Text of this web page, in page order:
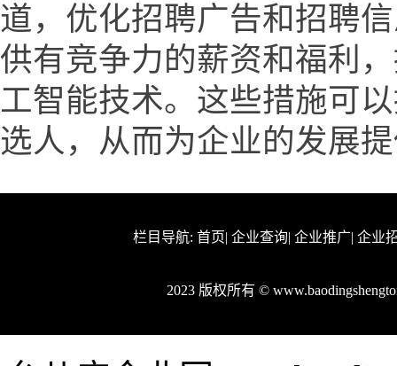
道，优化招聘广告和招聘
供有竞争力的薪资和福利
工智能技术。这些措施可
选人，从而为企业的发展
栏目导航: 首页| 企业查询| 企业推广| 企业
2023 版权所有 ©